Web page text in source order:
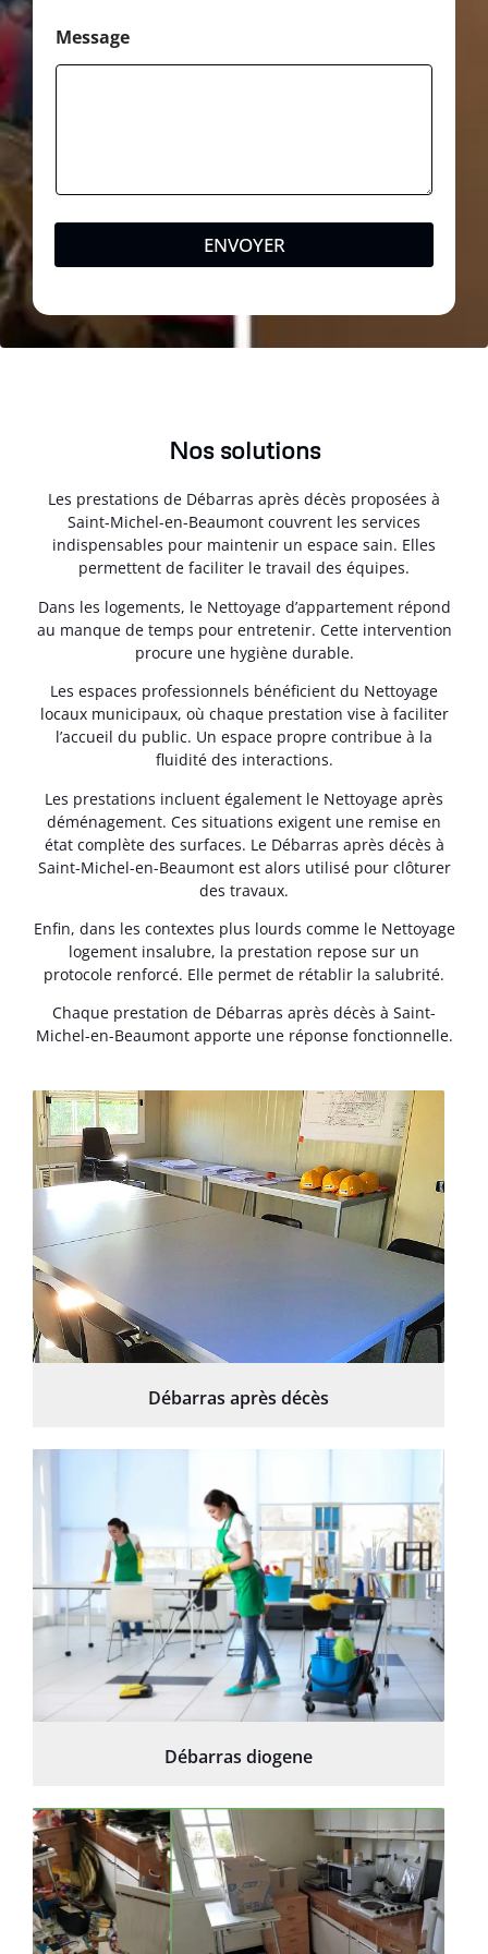
Message
ENVOYER
Nos solutions
Les prestations de Débarras après décès proposées à
Saint-Michel-en-Beaumont couvrent les services
indispensables pour maintenir un espace sain. Elles
permettent de faciliter le travail des équipes.
Dans les logements, le Nettoyage d’appartement répond
au manque de temps pour entretenir. Cette intervention
procure une hygiène durable.
Les espaces professionnels bénéficient du Nettoyage
locaux municipaux, où chaque prestation vise à faciliter
l’accueil du public. Un espace propre contribue à la
fluidité des interactions.
Les prestations incluent également le Nettoyage après
déménagement. Ces situations exigent une remise en
état complète des surfaces. Le Débarras après décès à
Saint-Michel-en-Beaumont est alors utilisé pour clôturer
des travaux.
Enfin, dans les contextes plus lourds comme le Nettoyage
logement insalubre, la prestation repose sur un
protocole renforcé. Elle permet de rétablir la salubrité.
Chaque prestation de Débarras après décès à Saint-
Michel-en-Beaumont apporte une réponse fonctionnelle.
Débarras après décès
Débarras diogene